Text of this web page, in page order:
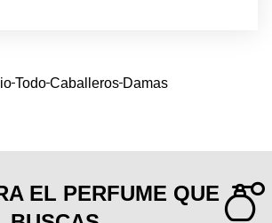
Todo Caballeros Damas
EL PERFUME QUE